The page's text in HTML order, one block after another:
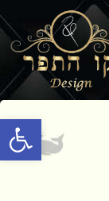
Open toolbar